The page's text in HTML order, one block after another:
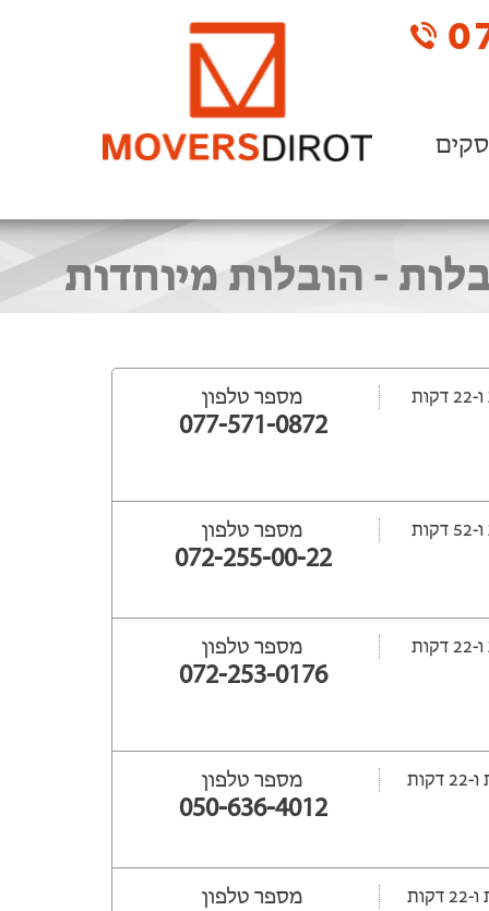
- הובלות מיוחדות
מספר טלפון
077-571-0872
מספר טלפון
072-255-00-22
מספר טלפון
072-253-0176
מספר טלפון
050-636-4012
מספר טלפון